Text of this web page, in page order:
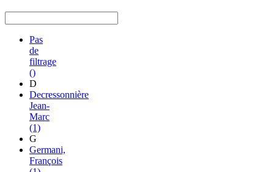
Pas
de
filtrage
()
D
Decressonnière
Jean-
Marc
(1)
G
Germani,
François